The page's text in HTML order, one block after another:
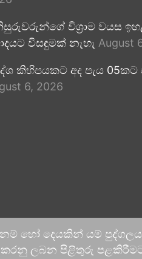
විශ්‍රාම වයස
විසඳුමක් නැහැ August
කිහිපයකට අද පැය
6, 2026
කිනම් හෝ දෙයකින් යම්
ලබන පිළිතුරු පළකිරීමට